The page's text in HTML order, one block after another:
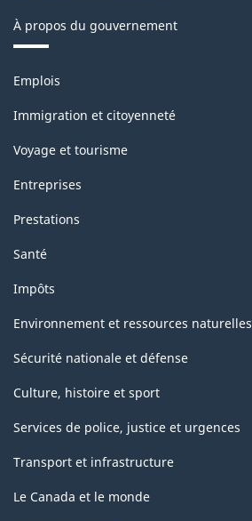
À propos du gouvernement
Thèmes
sujets
Emplois
Immigration et citoyenneté
Voyage et tourisme
Entreprises
Prestations
Santé
Impôts
Environnement et ressources naturelles
Sécurité nationale et défense
Culture, histoire et sport
Services de police, justice et urgences
Transport et infrastructure
Le Canada et le monde